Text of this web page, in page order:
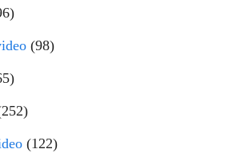
(98)
(122)